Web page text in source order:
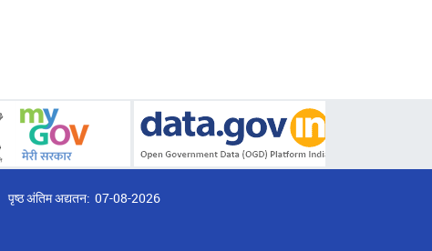
पृष्ठ अंतिम अद्यतन: 07-08-2026